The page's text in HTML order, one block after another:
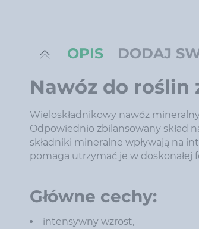
OPIS DODAJ
Nawóz do roślin
Wieloskładnikowy nawóz
Odpowiednio zbilansowany skład
składniki mineralne wpływają na
pomaga utrzymać je w doskonałej
Główne cechy:
intensywny wzrost,